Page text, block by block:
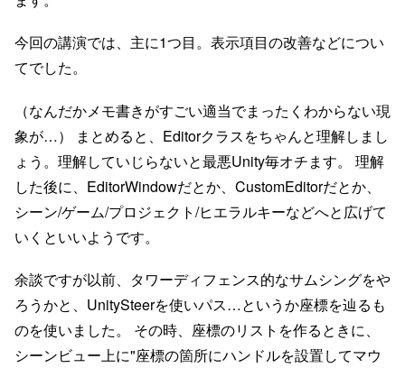
今回の講演では、主に1つ目。表示項目の改善などについ
てでした。
（なんだかメモ書きがすごい適当でまったくわからない現
象が…） まとめると、Editorクラスをちゃんと理解しまし
ょう。理解していじらないと最悪Unity毎オチます。 理解
した後に、EditorWindowだとか、CustomEditorだとか、
シーン/ゲーム/プロジェクト/ヒエラルキーなどへと広げて
いくといいようです。
余談ですが以前、タワーディフェンス的なサムシングをや
ろうかと、UnitySteerを使いパス…というか座標を辿るも
のを使いました。 その時、座標のリストを作るときに、
シーンビュー上に"座標の箇所にハンドルを設置してマウ